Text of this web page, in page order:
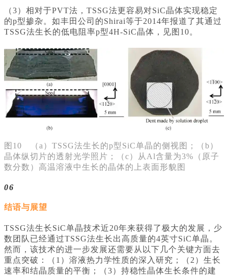
（3）相对于PVT法，TSSG法更容易对SiC晶体实现稳定
的p型掺杂。如丰田公司的Shirai等于2014年报道了其通过
TSSG法生长的低电阻率p型4H-SiC晶体，见图10。
图10 （a）TSSG法生长的p型SiC单晶的侧视图；（b）
晶体纵切片的透射光学照片；（c）从Al含量为3%（原子
数分数）高温溶液中生长的晶体的上表面形貌图
06
结语与展望
TSSG法生长SiC单晶技术近20年来获得了极大的发展，少
数团队已经通过TSSG法生长出高质量的4英寸SiC单晶。
然而，该技术的进一步发展还需要从以下几个关键方面去
重点突破：（1）溶液热力学性质的深入研究；（2）生长
速率和结晶质量的平衡；（3）持稳性晶体生长条件的建